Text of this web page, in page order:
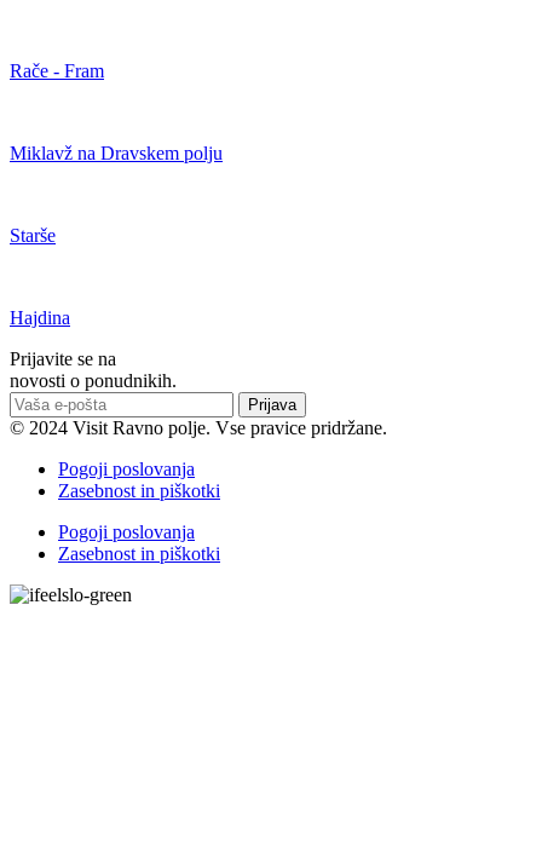
Rače - Fram
Miklavž na Dravskem polju
Starše
Hajdina
Prijavite se na
novosti o ponudnikih.
Prijava
© 2024 Visit Ravno polje. Vse pravice pridržane.
Pogoji poslovanja
Zasebnost in piškotki
Pogoji poslovanja
Zasebnost in piškotki